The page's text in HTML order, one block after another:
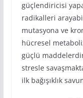
güçlendiricisi
radikalleri
mutasyona ve
hücresel
güçlü
stresle
ilk bağışıklık